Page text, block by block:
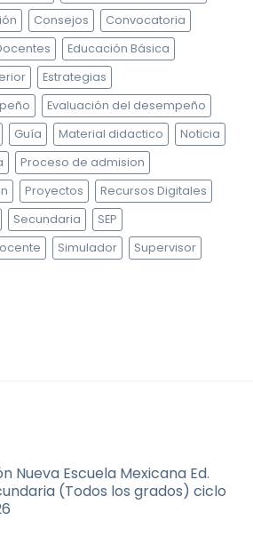
Consejos
Convocatoria
Educación Básica
Estrategias
Evaluación del desempeño
Guía Material didactico
Noticia
Proceso de admision
Proyectos
Recursos Digitales
Secundaria
SEP
Simulador
Supervisor
Nueva Escuela Mexicana Ed.
(Todos los grados) ciclo